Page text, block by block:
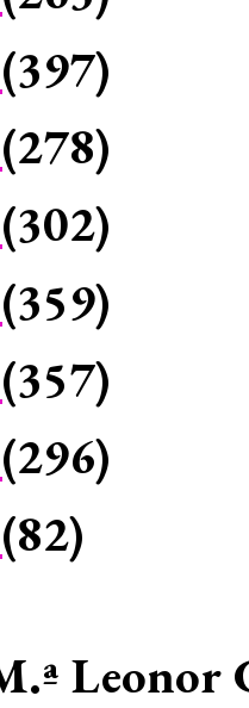
(397)
(278)
(302)
(359)
(357)
(296)
(82)
Leonor